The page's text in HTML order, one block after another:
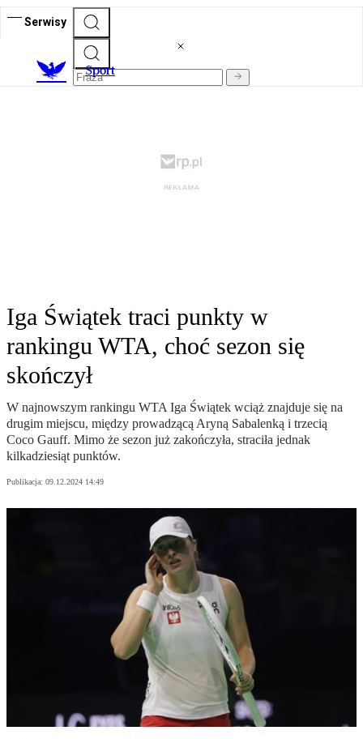
Serwisy
Sport
Iga Świątek traci punkty w
rankingu WTA, choć sezon się
skończył
W najnowszym rankingu WTA Iga Świątek wciąż znajduje się na
drugim miejscu, między prowadzącą Aryną Sabalenką i trzecią
Coco Gauff. Mimo że sezon już zakończyła, straciła jednak
kilkadziesiąt punktów.
Publikacja: 09.12.2024 14:49